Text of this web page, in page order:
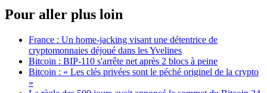
Pour aller plus loin
France : Un home-jacking visant une détentrice de
cryptomonnaies déjoué dans les Yvelines
Bitcoin : BIP-110 s'arrête net après 2 blocs à peine
Bitcoin : « Les clés privées sont le péché originel de la crypto
»